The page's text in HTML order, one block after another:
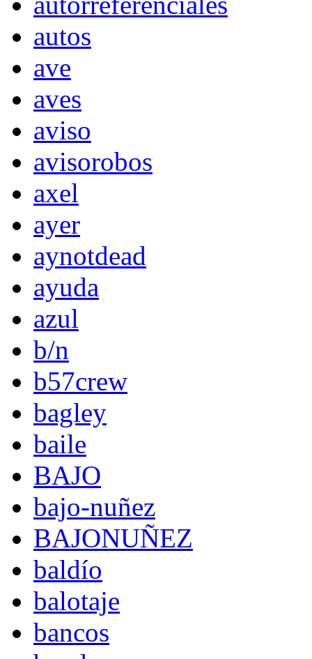
autos
ave
aves
aviso
avisorobos
axel
ayer
aynotdead
ayuda
azul
b/n
b57crew
bagley
baile
BAJO
bajo-nuñez
BAJONUÑEZ
baldío
balotaje
bancos